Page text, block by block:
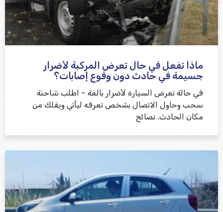
ماذا تفعل في حال تعرض المركبة لأضرار
جسيمة في حادث دون وقوع إصابات؟
في حالة تعرض السيارة لأضرار بالغة – اطلب شاحنة
سحب وحاول الاتصال بشخص تعرفه ليأتي ويقلك من
مكان الحادث. نصائح